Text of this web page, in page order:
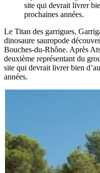
site qui devrait livrer
prochaines années.
Le Titan des garrigues,
dinosaure sauropode
Bouches-du-Rhône. Après
deuxième représentant du
site qui devrait livrer bien
années.